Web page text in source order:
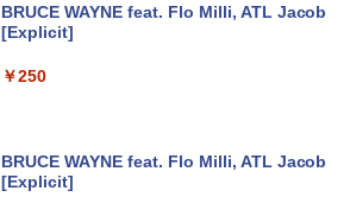
メモリ4GB～ 高速SSD1TB 最大 フルHD
Webカメラ zoom 軽量薄型 無線 型番更
【マラソンP5倍/10%オフクーポン】中古
nc 21.5インチ 角度調節 FullHD ブルー
ライトカット VAパネル VESAフル FHD
【期間限定10%OFFクーポン 8/12 10時
￥4,400
れん ]
Anker Soundcore P40i ブラック
Anker Soundcore P31i ブラック
BRUCE WAYNE feat. Flo Milli, ATL Jacob
[Explicit]
￥250
BRUCE WAYNE feat. Flo Milli, ATL Jacob
[Explicit]